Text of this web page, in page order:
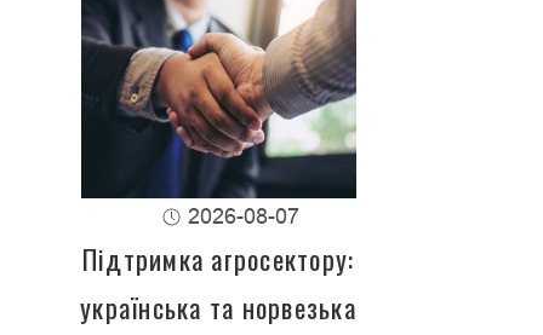
2026-08-07
Підтримка агросектору:
українська та норвезька